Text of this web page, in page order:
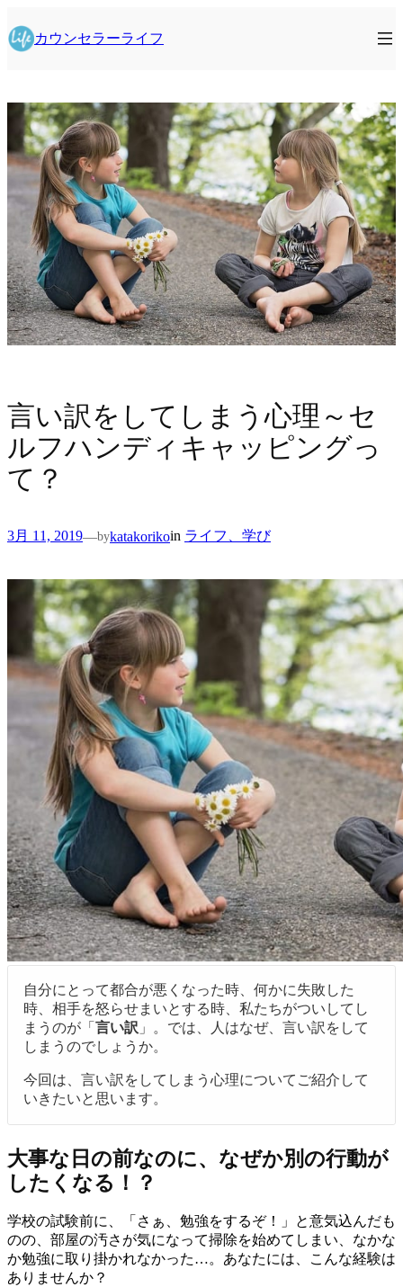
容
を
カウンセラーライフ
言い訳をしてしまう心理～セ
ルフハンディキャッピングっ
て？
3月 11, 2019—bykatakorikoin ライフ、学び
自分にとって都合が悪くなった時、何かに失敗した
時、相手を怒らせまいとする時、私たちがついしてし
まうのが「 言い訳 」。では、人はなぜ、言い訳をして
しまうのでしょうか。
今回は、言い訳をしてしまう心理についてご紹介して
いきたいと思います。
大事な日の前なのに、なぜか別の行動が
したくなる！？
学校の試験前に、「さぁ、勉強をするぞ！」と意気込んだも
のの、部屋の汚さが気になって掃除を始めてしまい、なかな
か勉強に取り掛かれなかった…。あなたには、こんな経験は
ありませんか？